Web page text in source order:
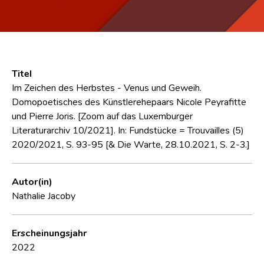
Titel
Im Zeichen des Herbstes - Venus und Geweih.
Domopoetisches des Künstlerehepaars Nicole Peyrafitte
und Pierre Joris. [Zoom auf das Luxemburger
Literaturarchiv 10/2021]. In: Fundstücke = Trouvailles (5)
2020/2021, S. 93-95 [& Die Warte, 28.10.2021, S. 2-3.]
Autor(in)
Nathalie Jacoby
Erscheinungsjahr
2022